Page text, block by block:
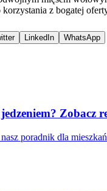
z bogatej
LinkedIn WhatsApp
Zobacz
poradnik dla